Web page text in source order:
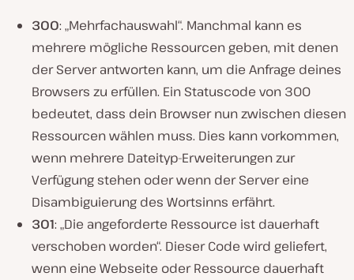
300: „Mehrfachauswahl“. Manchmal kann es
mehrere mögliche Ressourcen geben, mit denen
der Server antworten kann, um die Anfrage deines
Browsers zu erfüllen. Ein Statuscode von 300
bedeutet, dass dein Browser nun zwischen diesen
Ressourcen wählen muss. Dies kann vorkommen,
wenn mehrere Dateityp-Erweiterungen zur
Verfügung stehen oder wenn der Server eine
Disambiguierung des Wortsinns erfährt.
301: „Die angeforderte Ressource ist dauerhaft
verschoben worden“. Dieser Code wird geliefert,
wenn eine Webseite oder Ressource dauerhaft